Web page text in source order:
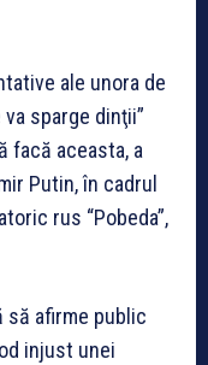
ale unora de
va sparge dinţii”
facă aceasta, a
Putin, în cadrul
rus “Pobeda”,
să afirme public
injust unei